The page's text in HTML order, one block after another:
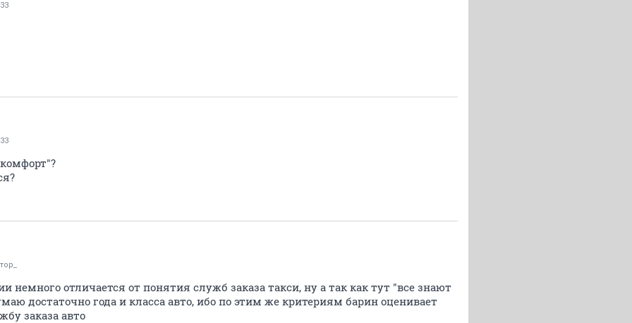
отличается от понятия служб заказа такси, ну а так как тут "все знают
достаточно года и класса авто, ибо по этим же критериям барин оценивает
заказа авто